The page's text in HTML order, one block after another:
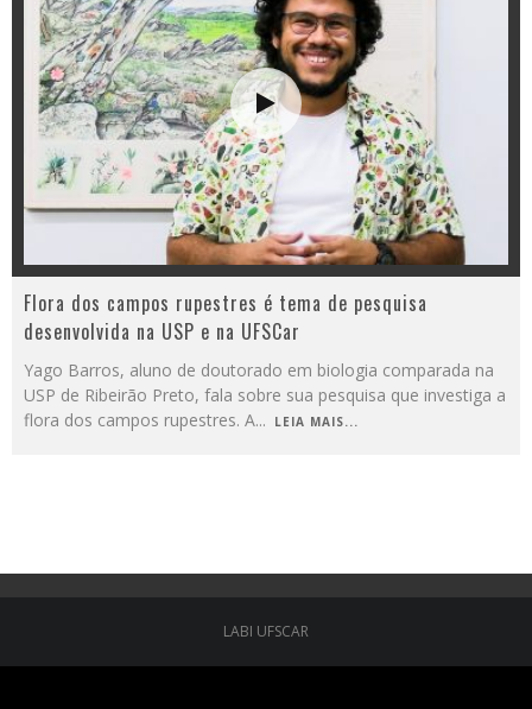
Flora dos campos rupestres é tema de pesquisa
desenvolvida na USP e na UFSCar
Yago Barros, aluno de doutorado em biologia comparada na
USP de Ribeirão Preto, fala sobre sua pesquisa que investiga a
flora dos campos rupestres. A... LEIA MAIS...
LABI UFSCAR